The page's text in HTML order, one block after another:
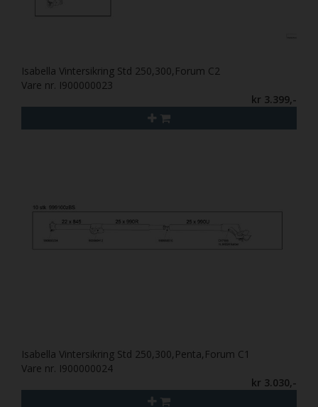
Isabella Vintersikring Std 250,300,Forum C2
Vare nr. I900000023
kr 3.399,-
Isabella Vintersikring Std 250,300,Penta,Forum C1
Vare nr. I900000024
kr 3.030,-